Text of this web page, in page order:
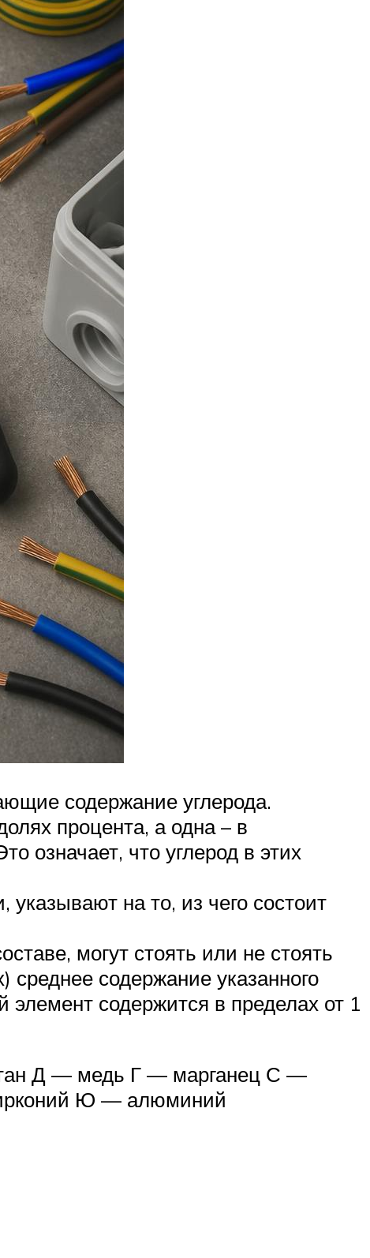
содержание углерода.
процента, а одна – в
означает, что углерод в этих
на то, из чего состоит
могут стоять или не стоять
содержание указанного
содержится в пределах от 1
Д — медь Г — марганец С —
Ю — алюминий